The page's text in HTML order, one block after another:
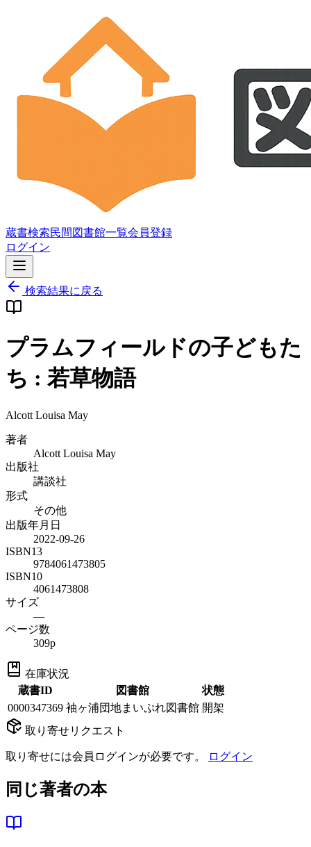
蔵書検索民間図書館一覧会員登録
ログイン
検索結果に戻る
プラムフィールドの子どもた
ち : 若草物語
Alcott Louisa May
著者
Alcott Louisa May
出版社
講談社
形式
その他
出版年月日
2022-09-26
ISBN13
9784061473805
ISBN10
4061473808
サイズ
—
ページ数
309p
在庫状況
蔵書ID
図書館
状態
0000347369 袖ヶ浦団地まいぷれ図書館 開架
取り寄せリクエスト
取り寄せには会員ログインが必要です。 ログイン
同じ著者の本